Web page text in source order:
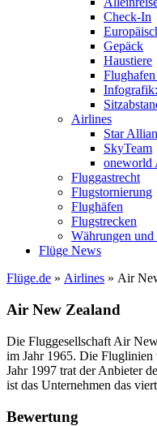
Check-In
Gepäck
Haustiere
Airlines
Star
SkyTeam
oneworld
Fluggastrecht
Flugstornierung
Flughäfen
Flugstrecken
Währungen
Flüge News
Flüge.de » Airlines » Air
Air New Zealand
Die Fluggesellschaft Air
im Jahr 1965. Die
Jahr 1997 trat der Anbieter
ist das Unternehmen das
Bewertung